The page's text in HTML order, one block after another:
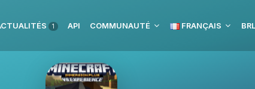
1 API COMMUNAUTÉ FRANÇAIS